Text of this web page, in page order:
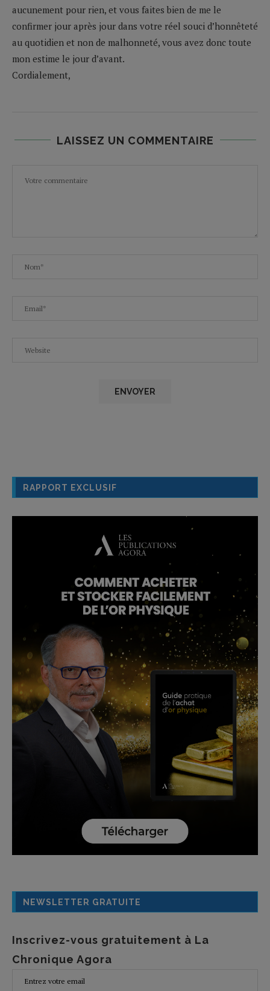
aucunement pour rien, et vous faites bien de me le
confirmer jour après jour dans votre réel souci d’honnêteté
au quotidien et non de malhonneté, vous avez donc toute
mon estime le jour d’avant.
Cordialement,
LAISSEZ UN COMMENTAIRE
RAPPORT EXCLUSIF
NEWSLETTER GRATUITE
Inscrivez-vous gratuitement à La
Chronique Agora